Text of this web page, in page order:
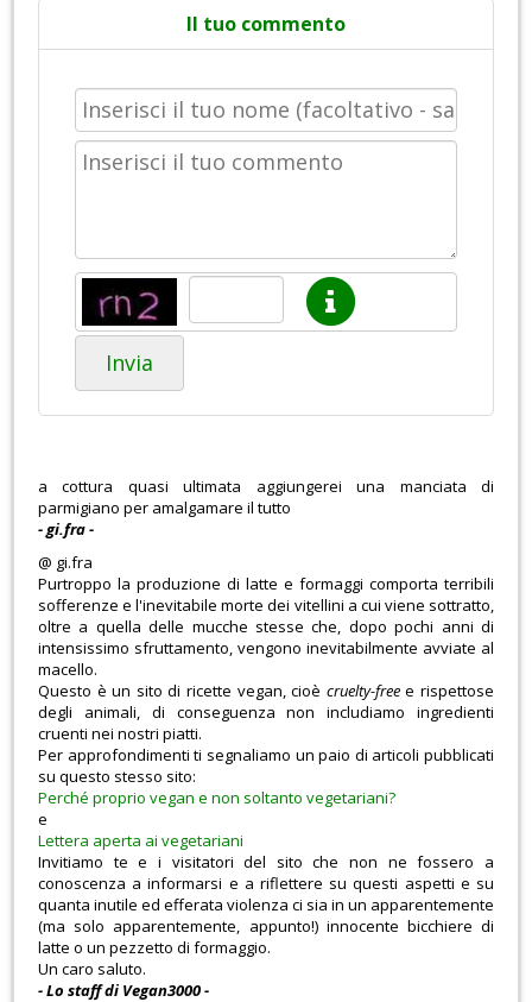
Il tuo commento
Invia
a cottura quasi ultimata aggiungerei una manciata di
parmigiano per amalgamare il tutto
- gi.fra -
@ gi.fra
Purtroppo la produzione di latte e formaggi comporta terribili
sofferenze e l'inevitabile morte dei vitellini a cui viene sottratto,
oltre a quella delle mucche stesse che, dopo pochi anni di
intensissimo sfruttamento, vengono inevitabilmente avviate al
macello.
Questo è un sito di ricette vegan, cioè cruelty-freee rispettose
degli animali, di conseguenza non includiamo ingredienti
cruenti nei nostri piatti.
Per approfondimenti ti segnaliamo un paio di articoli pubblicati
su questo stesso sito:
Perché proprio vegan e non soltanto vegetariani?
e
Lettera aperta ai vegetariani
Invitiamo te e i visitatori del sito che non ne fossero a
conoscenza a informarsi e a riflettere su questi aspetti e su
quanta inutile ed efferata violenza ci sia in un apparentemente
(ma solo apparentemente, appunto!) innocente bicchiere di
latte o un pezzetto di formaggio.
Un caro saluto.
- Lo staff di Vegan3000 -